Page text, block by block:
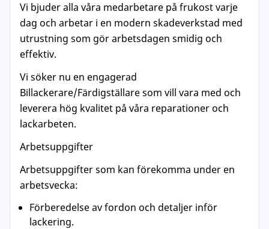
Vi bjuder alla våra medarbetare på frukost varje
dag och arbetar i en modern skadeverkstad med
utrustning som gör arbetsdagen smidig och
effektiv.
Vi söker nu en engagerad
Billackerare/Färdigställare som vill vara med och
leverera hög kvalitet på våra reparationer och
lackarbeten.
Arbetsuppgifter
Arbetsuppgifter som kan förekomma under en
arbetsvecka:
Förberedelse av fordon och detaljer inför
lackering.